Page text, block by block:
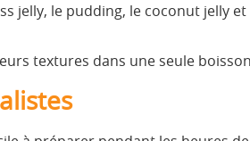
jelly, le pudding, le coconut jelly
textures dans une seule